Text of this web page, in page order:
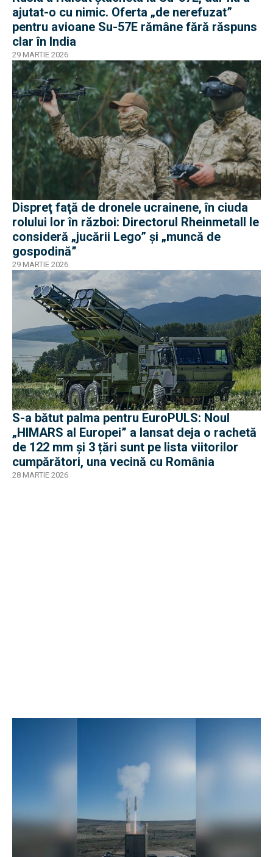
ajutat-o cu nimic. Oferta „de nerefuzat”
pentru avioane Su-57E rămâne fără răspuns
clar în India
29 MARTIE 2026
Dispreţ faţă de dronele ucrainene, în ciuda
rolului lor în război: Directorul Rheinmetall le
consideră „jucării Lego” și „muncă de
gospodină”
29 MARTIE 2026
S-a bătut palma pentru EuroPULS: Noul
„HIMARS al Europei” a lansat deja o rachetă
de 122 mm și 3 țări sunt pe lista viitorilor
cumpărători, una vecină cu România
28 MARTIE 2026